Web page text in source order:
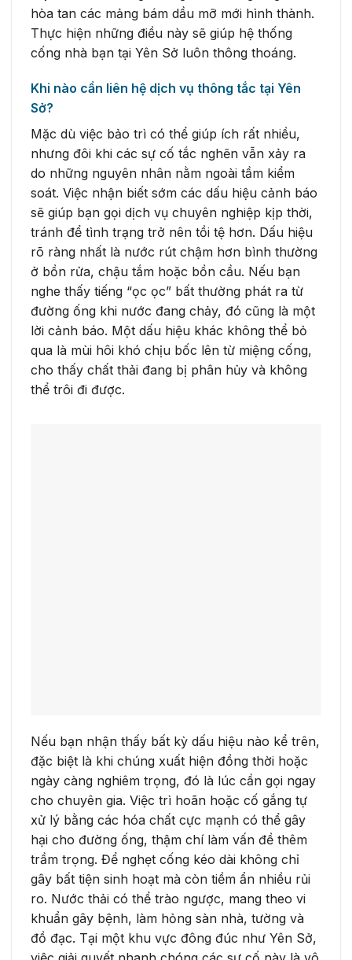
hòa tan các mảng bám dầu mỡ mới hình thành.
Thực hiện những điều này sẽ giúp hệ thống
cống nhà bạn tại Yên Sở luôn thông thoáng.
Khi nào cần liên hệ dịch vụ thông tắc tại Yên
Sở?
Mặc dù việc bảo trì có thể giúp ích rất nhiều,
nhưng đôi khi các sự cố tắc nghẽn vẫn xảy ra
do những nguyên nhân nằm ngoài tầm kiểm
soát. Việc nhận biết sớm các dấu hiệu cảnh báo
sẽ giúp bạn gọi dịch vụ chuyên nghiệp kịp thời,
tránh để tình trạng trở nên tồi tệ hơn. Dấu hiệu
rõ ràng nhất là nước rút chậm hơn bình thường
ở bồn rửa, chậu tắm hoặc bồn cầu. Nếu bạn
nghe thấy tiếng “ọc ọc” bất thường phát ra từ
đường ống khi nước đang chảy, đó cũng là một
lời cảnh báo. Một dấu hiệu khác không thể bỏ
qua là mùi hôi khó chịu bốc lên từ miệng cống,
cho thấy chất thải đang bị phân hủy và không
thể trôi đi được.
Nếu bạn nhận thấy bất kỳ dấu hiệu nào kể trên,
đặc biệt là khi chúng xuất hiện đồng thời hoặc
ngày càng nghiêm trọng, đó là lúc cần gọi ngay
cho chuyên gia. Việc trì hoãn hoặc cố gắng tự
xử lý bằng các hóa chất cực mạnh có thể gây
hại cho đường ống, thậm chí làm vấn đề thêm
trầm trọng. Để nghẹt cống kéo dài không chỉ
gây bất tiện sinh hoạt mà còn tiềm ẩn nhiều rủi
ro. Nước thải có thể trào ngược, mang theo vi
khuẩn gây bệnh, làm hỏng sàn nhà, tường và
đồ đạc. Tại một khu vực đông đúc như Yên Sở,